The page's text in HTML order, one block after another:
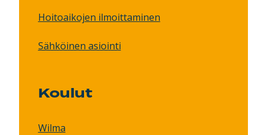
Hoitoaikojen ilmoittaminen
Sähköinen asiointi
Koulut
Wilma